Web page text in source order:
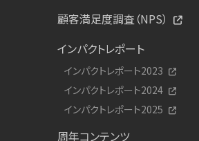
顧客満足度調査（NPS）
インパクトレポート
インパクトレポート2023
インパクトレポート2024
インパクトレポート2025
周年コンテンツ